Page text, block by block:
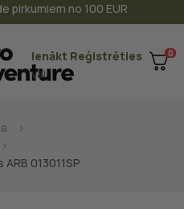
no 100 EUR
Ienākt
vai
Reģistrēties 0
013011SP